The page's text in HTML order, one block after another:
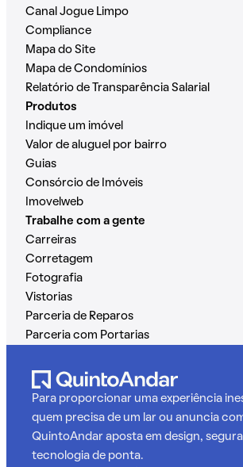
Canal Jogue Limpo
Compliance
Mapa do Site
Mapa de Condomínios
Relatório de Transparência Salarial
Produtos
Indique um imóvel
Valor de aluguel por bairro
Guias
Consórcio de Imóveis
Imovelweb
Trabalhe com a gente
Carreiras
Corretagem
Fotografia
Vistorias
Parceria de Reparos
Parceria com Portarias
Para proporcionar uma experiência
quem precisa de um lar ou anuncia
QuintoAndar aposta em design,
tecnologia de ponta.